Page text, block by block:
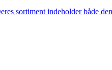
sortiment indeholder både